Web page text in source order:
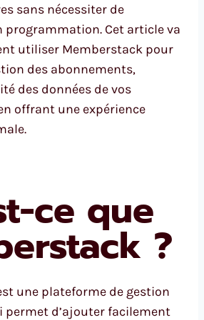
sans nécessiter de
programmation. Cet article va
utiliser Memberstack pour
des abonnements,
des données de vos
offrant une expérience
ce que
?
une plateforme de gestion
permet d’ajouter facilement